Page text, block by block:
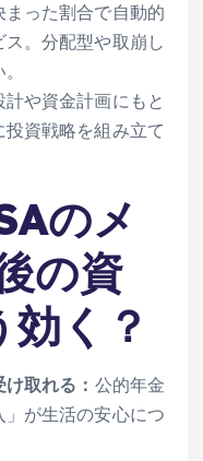
まった割合で自動的
。分配型や取崩し
計や資金計画にもと
資戦略を組み立て
のメ
の資
く？
取れる： 公的年金
が生活の安心につ